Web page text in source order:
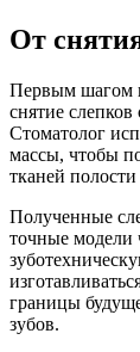
От
Первым шагом в
снятие
Стоматолог
массы, чтобы
тканей полости
Полученные
точные модели
границы
зубов.